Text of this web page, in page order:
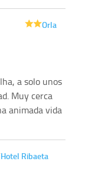
Orla
a solo unos
Muy cerca
animada vida
Hotel Ribaeta